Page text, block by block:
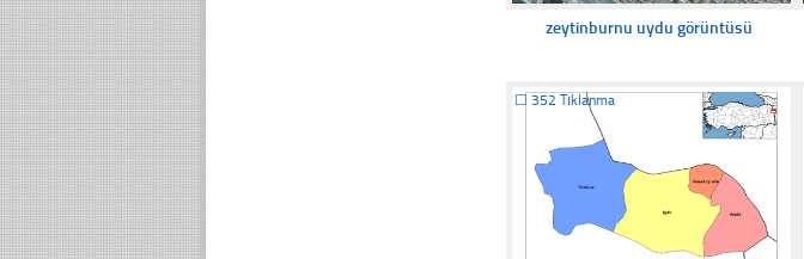
zeytinburnu uydu görüntüsü
☐352 Tıklanma